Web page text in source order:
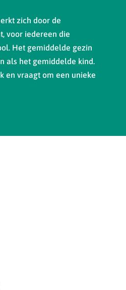
zich door de
voor iedereen die
Het gemiddelde gezin
als het gemiddelde kind.
en vraagt om een unieke